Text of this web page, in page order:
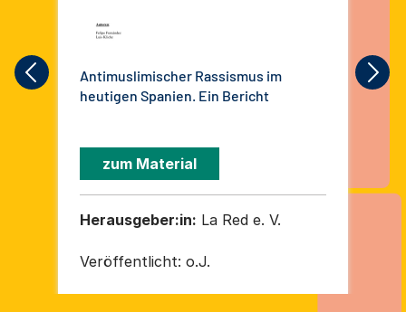
Antimuslimischer Rassismus im
heutigen Spanien. Ein Bericht
zum Material
Herausgeber:in: La Red e. V.
Veröffentlicht: o.J.